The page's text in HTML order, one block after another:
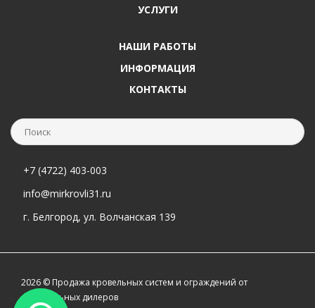
УСЛУГИ
НАШИ РАБОТЫ
ИНФОРМАЦИЯ
КОНТАКТЫ
+7 (4722) 403-003
info@mirkrovli31.ru
г. Белгород, ул. Волчанская 139
2026 © Продажа кровельных систем и ограждений от
официальных дилеров